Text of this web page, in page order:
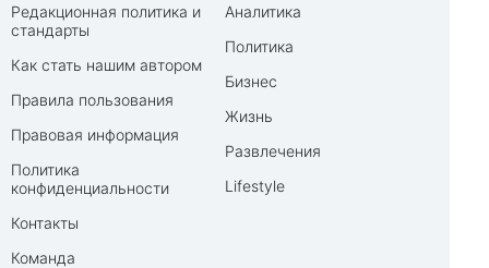
Редакционная политика и
стандарты
Как стать нашим автором
Правила пользования
Правовая информация
Политика
конфиденциальности
Контакты
Команда
Аналитика
Политика
Бизнес
Жизнь
Развлечения
Lifestyle